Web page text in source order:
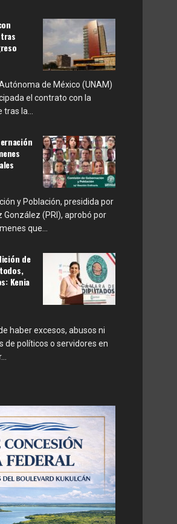
de México (UNAM)
el contrato con la
la...
y Población, presidida por
González (PRI), aprobó por
que...
de
Kenia
haber excesos, abusos ni
de políticos o servidores en